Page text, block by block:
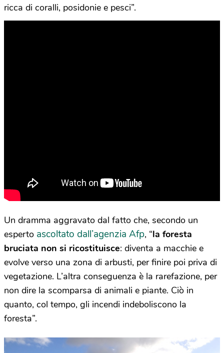
ricca di coralli, posidonie e pesci”.
Un dramma aggravato dal fatto che, secondo un
esperto ascoltato dall’agenzia Afp, “la foresta
bruciata non si ricostituisce: diventa a macchie e
evolve verso una zona di arbusti, per finire poi priva di
vegetazione. L’altra conseguenza è la rarefazione, per
non dire la scomparsa di animali e piante. Ciò in
quanto, col tempo, gli incendi indeboliscono la
foresta”.